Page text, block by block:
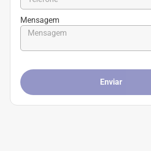
Mensagem
Enviar